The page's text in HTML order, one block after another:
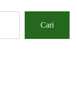
Cari